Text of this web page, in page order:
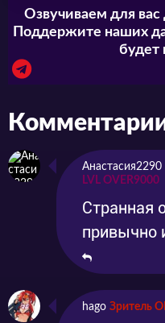
Озвучиваем для
Поддержите наших
будет
Анастасия2290
LVL OVER9000
Странная
привычно
hago Зритель